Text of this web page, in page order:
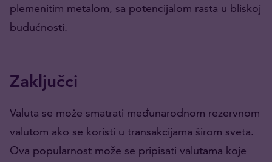
plemenitim metalom, sa potencijalom rasta u bliskoj
budućnosti.
Zaključci
Valuta se može smatrati međunarodnom rezervnom
valutom ako se koristi u transakcijama širom sveta.
Ova popularnost može se pripisati valutama koje